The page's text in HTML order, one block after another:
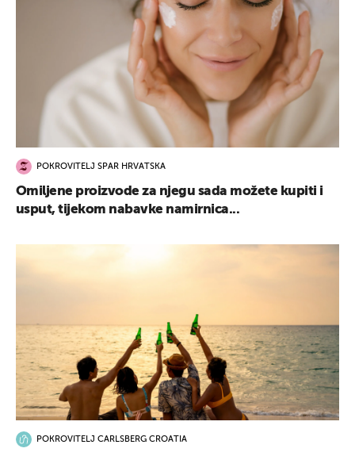
POKROVITELJ SPAR HRVATSKA
Omiljene proizvode za njegu sada možete kupiti i
usput, tijekom nabavke namirnica...
POKROVITELJ CARLSBERG CROATIA